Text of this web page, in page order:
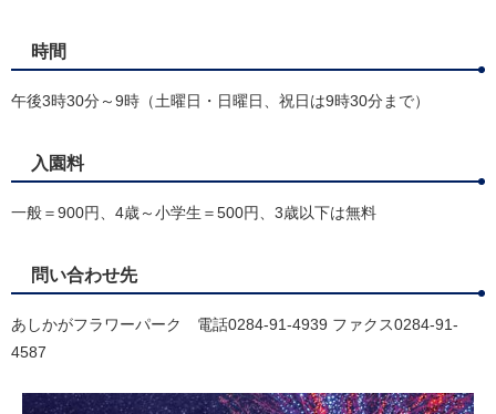
時間
午後3時30分～9時（土曜日・日曜日、祝日は9時30分まで）
入園料
一般＝900円、4歳～小学生＝500円、3歳以下は無料
問い合わせ先
あしかがフラワーパーク 電話0284-91-4939 ファクス0284-91-
4587